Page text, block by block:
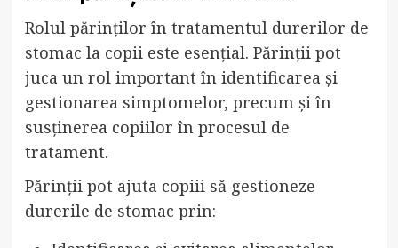
Rolul părinților în tratamentul durerilor de
stomac la copii este esențial. Părinții pot
juca un rol important în identificarea și
gestionarea simptomelor, precum și în
susținerea copiilor în procesul de
tratament.
Părinții pot ajuta copiii să gestioneze
durerile de stomac prin: